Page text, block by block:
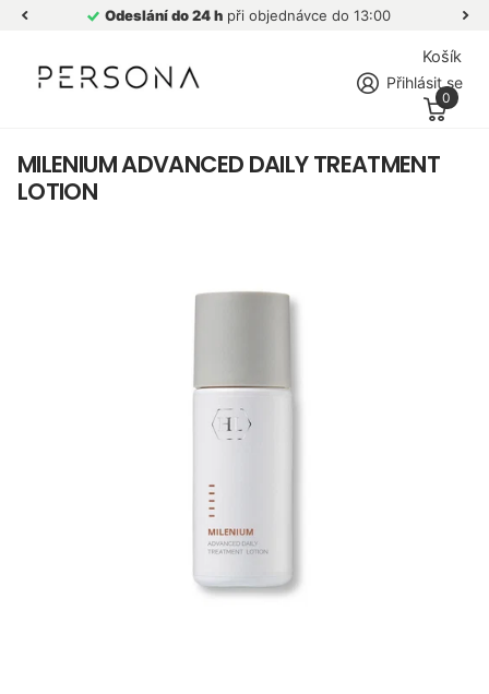
Odeslání do 24 h při objednávce do 13:00
Přihlásit se
Košík
0
MILENIUM ADVANCED DAILY TREATMENT
LOTION